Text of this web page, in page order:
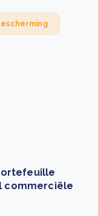
commerciële